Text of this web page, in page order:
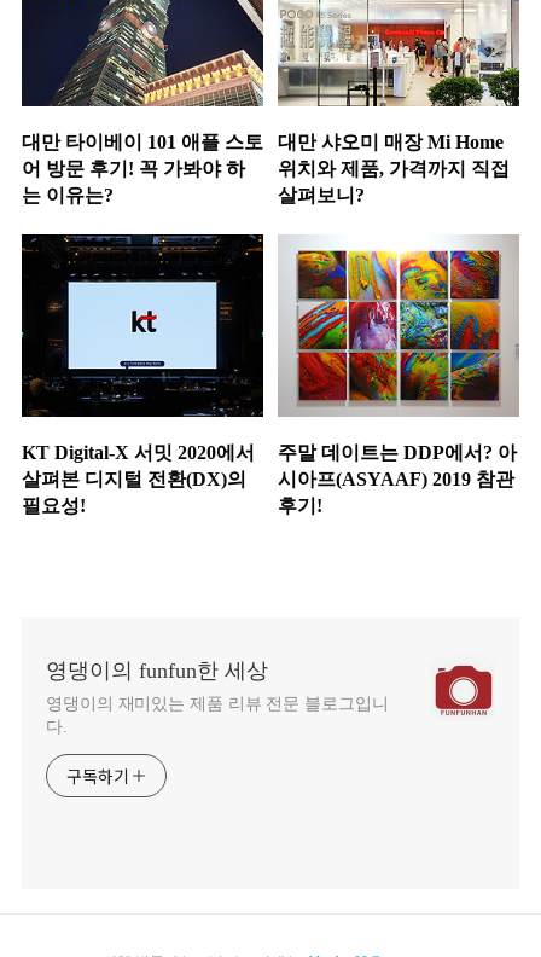
대만 타이베이 101 애플 스토
어 방문 후기! 꼭 가봐야 하
는 이유는?
대만 샤오미 매장 Mi Home
위치와 제품, 가격까지 직접
살펴보니?
KT Digital-X 서밋 2020에서
살펴본 디지털 전환(DX)의
필요성!
주말 데이트는 DDP에서? 아
시아프(ASYAAF) 2019 참관
후기!
영댕이의 funfun한 세상
영댕이의 재미있는 제품 리뷰 전문 블로그입니
다.
구독하기